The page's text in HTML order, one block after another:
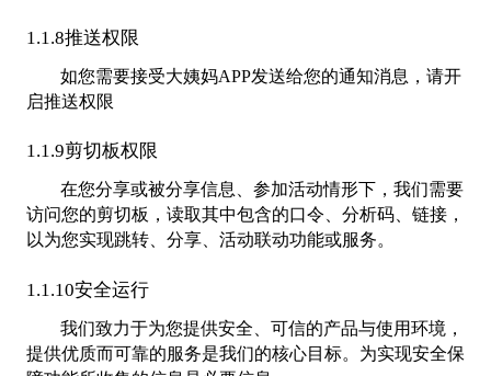
1.1.8推送权限
如您需要接受大姨妈APP发送给您的通知消息，请开
启推送权限
1.1.9剪切板权限
在您分享或被分享信息、参加活动情形下，我们需要
访问您的剪切板，读取其中包含的口令、分析码、链接，
以为您实现跳转、分享、活动联动功能或服务。
1.1.10安全运行
我们致力于为您提供安全、可信的产品与使用环境，
提供优质而可靠的服务是我们的核心目标。为实现安全保